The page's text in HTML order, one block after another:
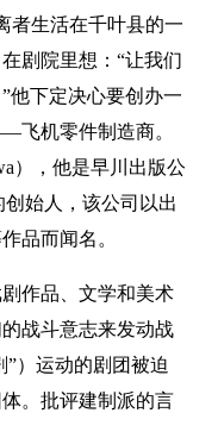
者生活在千叶县的一
剧院里想：“让我们
他下定决心要创办一
飞机零件制造商。
），他是早川出版公
创始人，该公司以出
品而闻名。
作品、文学和美术
战斗意志来发动战
”）运动的剧团被迫
。批评建制派的言